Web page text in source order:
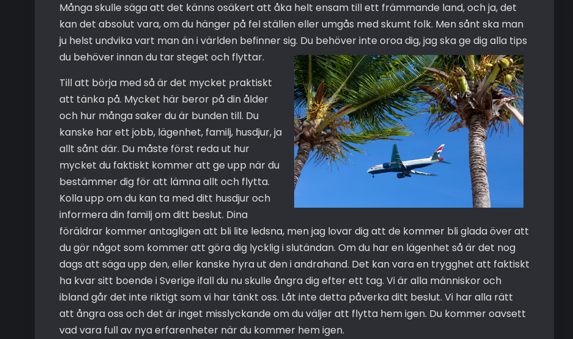
Många skulle säga att det känns osäkert att åka helt ensam till ett främmande land, och ja, det
kan det absolut vara, om du hänger på fel ställen eller umgås med skumt folk. Men sånt ska man
ju helst undvika vart man än i världen befinner sig. Du behöver inte oroa dig, jag ska ge dig alla tips
du behöver innan du tar steget och flyttar.
Till att börja med så är det mycket praktiskt
att tänka på. Mycket här beror på din ålder
och hur många saker du är bunden till. Du
kanske har ett jobb, lägenhet, familj, husdjur, ja
allt sånt där. Du måste först reda ut hur
mycket du faktiskt kommer att ge upp när du
bestämmer dig för att lämna allt och flytta.
Kolla upp om du kan ta med ditt husdjur och
informera din familj om ditt beslut. Dina
föräldrar kommer antagligen att bli lite ledsna, men jag lovar dig att de kommer bli glada över att
du gör något som kommer att göra dig lycklig i slutändan. Om du har en lägenhet så är det nog
dags att säga upp den, eller kanske hyra ut den i andrahand. Det kan vara en trygghet att faktiskt
ha kvar sitt boende i Sverige ifall du nu skulle ångra dig efter ett tag. Vi är alla människor och
ibland går det inte riktigt som vi har tänkt oss. Låt inte detta påverka ditt beslut. Vi har alla rätt
att ångra oss och det är inget misslyckande om du väljer att flytta hem igen. Du kommer oavsett
vad vara full av nya erfarenheter när du kommer hem igen.